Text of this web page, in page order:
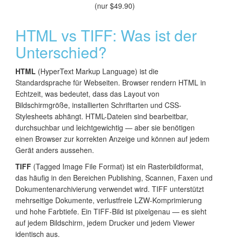
(nur $49.90)
HTML vs TIFF: Was ist der
Unterschied?
HTML (HyperText Markup Language) ist die
Standardsprache für Webseiten. Browser rendern HTML in
Echtzeit, was bedeutet, dass das Layout von
Bildschirmgröße, installierten Schriftarten und CSS-
Stylesheets abhängt. HTML-Dateien sind bearbeitbar,
durchsuchbar und leichtgewichtig — aber sie benötigen
einen Browser zur korrekten Anzeige und können auf jedem
Gerät anders aussehen.
TIFF (Tagged Image File Format) ist ein Rasterbildformat,
das häufig in den Bereichen Publishing, Scannen, Faxen und
Dokumentenarchivierung verwendet wird. TIFF unterstützt
mehrseitige Dokumente, verlustfreie LZW-Komprimierung
und hohe Farbtiefe. Ein TIFF-Bild ist pixelgenau — es sieht
auf jedem Bildschirm, jedem Drucker und jedem Viewer
identisch aus.